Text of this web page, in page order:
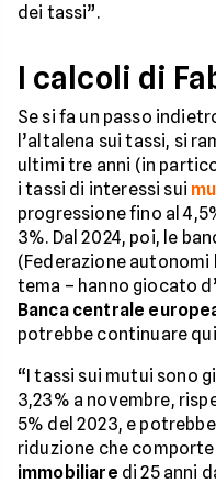
dei tassi”.
I calcoli di
Se si fa un passo
l’altalena sui tassi, si
ultimi tre anni (in
i tassi di interessi sui
progressione fino al
3%. Dal 2024, poi, le
(Federazione autonomi
tema – hanno giocato
Banca centrale
potrebbe continuare
“I tassi sui mutui sono
3,23% a novembre,
5% del 2023, e
riduzione che
immobiliare di 25 anni